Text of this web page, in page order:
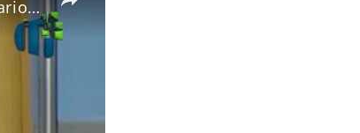
Homilía del padre Edwin Román XVI Domingo del Tiempo Ordinario 19 de julio 2026 Miami